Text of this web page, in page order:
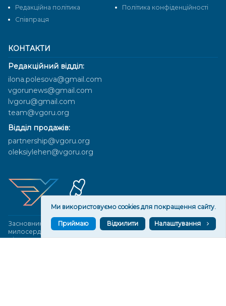
КОНТАКТИ
Редакційний відділ:
ilona.polesova@gmail.com
vgorunews@gmail.com
lvgoru@gmail.com
team@vgoru.org
Відділ продажів:
partnership@vgoru.org
oleksiylehen@vgoru.org
Засновник медіа «Вгору» Благодійна організація «Фонд
милосердя та здоров'я», ознака неприбутковості - 0036 згідно з
рішенням № 17210346001335 від 06.12.2016 року. Код ЄДРПОУ:
Редакційна політика
Політика конфіденційності
Cпівпраця
Ми використовуємо cookies для покращення сайту.
Приймаю Відхилити Налаштування